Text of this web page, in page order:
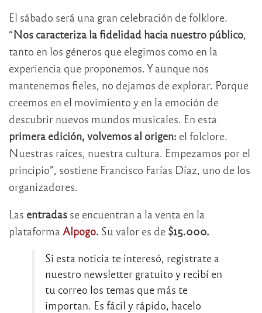
El sábado será una gran celebración de folklore.
“Nos caracteriza la fidelidad hacia nuestro público,
tanto en los géneros que elegimos como en la
experiencia que proponemos. Y aunque nos
mantenemos fieles, no dejamos de explorar. Porque
creemos en el movimiento y en la emoción de
descubrir nuevos mundos musicales. En esta
primera edición, volvemos al origen: el folclore.
Nuestras raíces, nuestra cultura. Empezamos por el
principio”, sostiene Francisco Farías Díaz, uno de los
organizadores.
Las entradas se encuentran a la venta en la
plataforma Alpogo. Su valor es de $15.000.
Si esta noticia te interesó, registrate a
nuestro newsletter gratuito y recibí en
tu correo los temas que más te
importan. Es fácil y rápido, hacelo